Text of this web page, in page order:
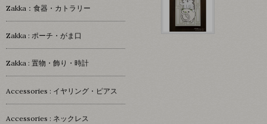
Zakka：食器・カトラリー
Zakka : ポーチ・がま口
Zakka : 置物・飾り・時計
Accessories : イヤリング・ピアス
Accessories : ネックレス